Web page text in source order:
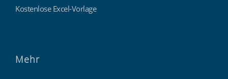
Kostenlose Excel-Vorlage
Mehr